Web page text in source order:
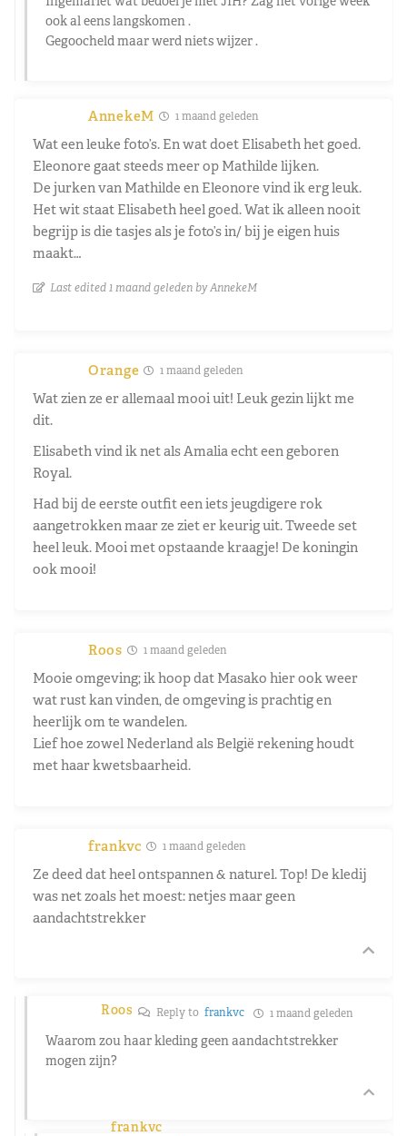
ook al eens langskomen .
Gegoocheld maar werd niets wijzer .
AnnekeM 1 maand geleden
Wat een leuke foto’s. En wat doet Elisabeth het goed.
Eleonore gaat steeds meer op Mathilde lijken.
De jurken van Mathilde en Eleonore vind ik erg leuk.
Het wit staat Elisabeth heel goed. Wat ik alleen nooit
begrijp is die tasjes als je foto’s in/ bij je eigen huis
maakt…
Last edited 1 maand geleden by AnnekeM
Orange 1 maand geleden
Wat zien ze er allemaal mooi uit! Leuk gezin lijkt me
dit.
Elisabeth vind ik net als Amalia echt een geboren
Royal.
Had bij de eerste outfit een iets jeugdigere rok
aangetrokken maar ze ziet er keurig uit. Tweede set
heel leuk. Mooi met opstaande kraagje! De koningin
ook mooi!
Roos 1 maand geleden
Mooie omgeving; ik hoop dat Masako hier ook weer
wat rust kan vinden, de omgeving is prachtig en
heerlijk om te wandelen.
Lief hoe zowel Nederland als België rekening houdt
met haar kwetsbaarheid.
frankvc 1 maand geleden
Ze deed dat heel ontspannen & naturel. Top! De kledij
was net zoals het moest: netjes maar geen
aandachtstrekker
Roos Reply to frankvc 1 maand geleden
Waarom zou haar kleding geen aandachtstrekker
mogen zijn?
frankvc